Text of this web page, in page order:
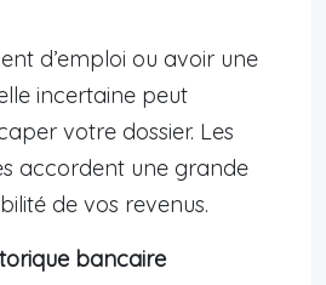
d’emploi ou avoir une
incertaine peut
votre dossier. Les
accordent une grande
de vos revenus.
bancaire